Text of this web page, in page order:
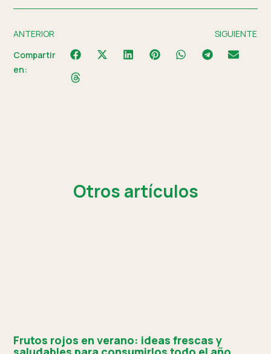
ANTERIOR
SIGUIENTE
Compartir
en:
Otros artículos
Frutos rojos en verano: ideas frescas y